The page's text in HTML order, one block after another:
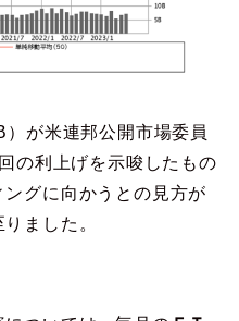
が米連邦公開市場委員
の利上げを示唆したもの
グに向かうとの見方が
ました。